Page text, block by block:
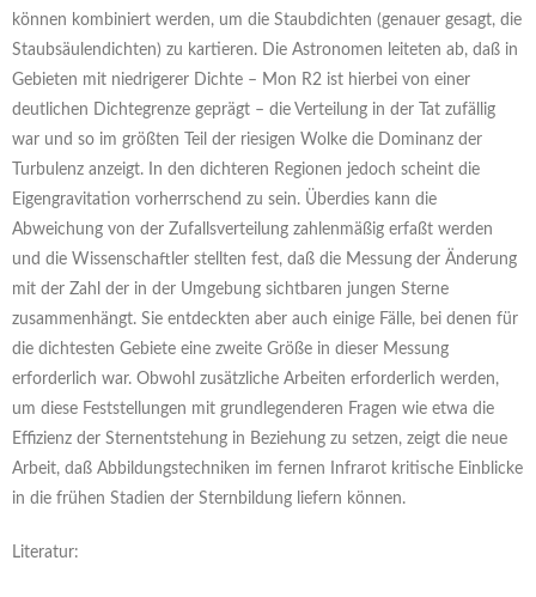
können kombiniert werden, um die Staubdichten (genauer gesagt, die
Staubsäulendichten) zu kartieren. Die Astronomen leiteten ab, daß in
Gebieten mit niedrigerer Dichte – Mon R2 ist hierbei von einer
deutlichen Dichtegrenze geprägt – die Verteilung in der Tat zufällig
war und so im größten Teil der riesigen Wolke die Dominanz der
Turbulenz anzeigt. In den dichteren Regionen jedoch scheint die
Eigengravitation vorherrschend zu sein. Überdies kann die
Abweichung von der Zufallsverteilung zahlenmäßig erfaßt werden
und die Wissenschaftler stellten fest, daß die Messung der Änderung
mit der Zahl der in der Umgebung sichtbaren jungen Sterne
zusammenhängt. Sie entdeckten aber auch einige Fälle, bei denen für
die dichtesten Gebiete eine zweite Größe in dieser Messung
erforderlich war. Obwohl zusätzliche Arbeiten erforderlich werden,
um diese Feststellungen mit grundlegenderen Fragen wie etwa die
Effizienz der Sternentstehung in Beziehung zu setzen, zeigt die neue
Arbeit, daß Abbildungstechniken im fernen Infrarot kritische Einblicke
in die frühen Stadien der Sternbildung liefern können.
Literatur: